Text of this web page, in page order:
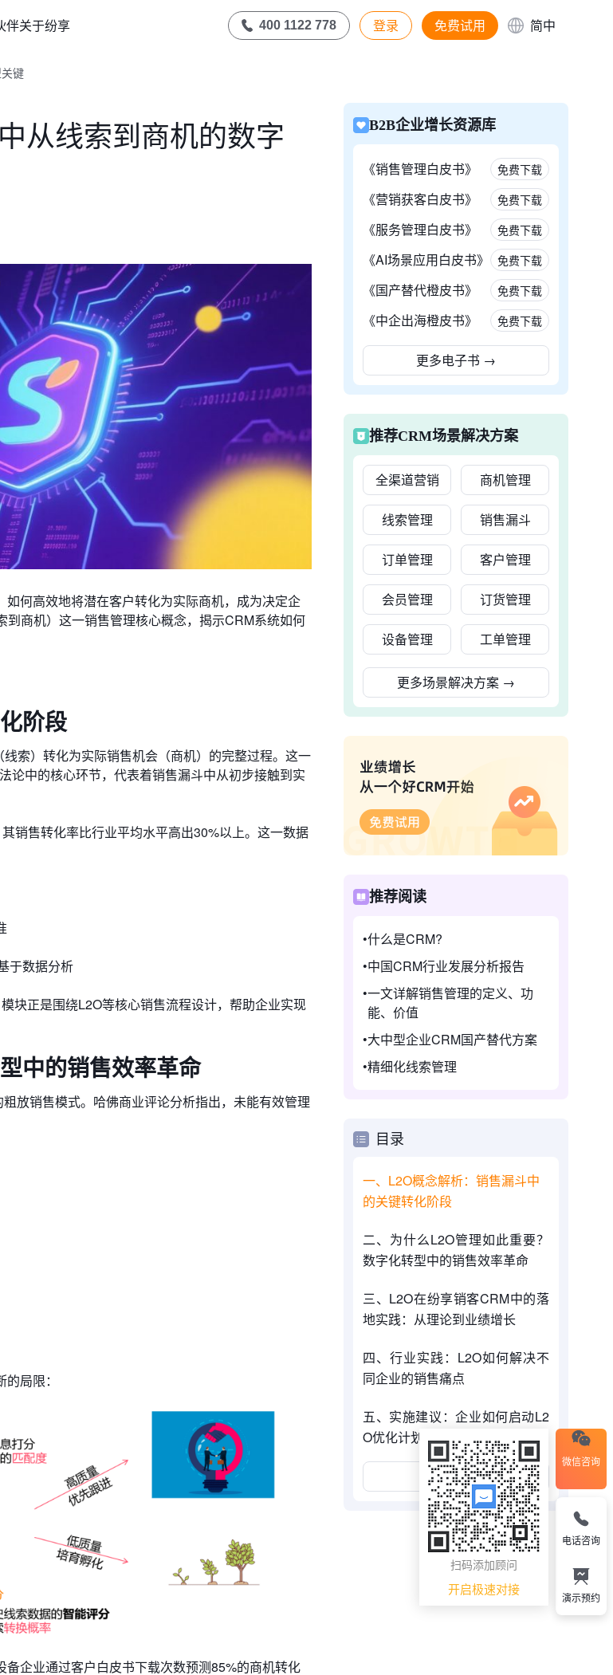
伴关于纷享 400 1122 778 登录 免费试用 简中
键
从线索到商机的数字
何高效地将潜在客户转化为实际商机，成为决定企
商机）这一销售管理核心概念，揭示CRM系统如何
阶段
索）转化为实际销售机会（商机）的完整过程。这一
论中的核心环节，代表着销售漏斗中从初步接触到实
销售转化率比行业平均水平高出​​30%以上​​。这一数据
于数据分析
块正是围绕L2O等核心销售流程设计，帮助企业实现
中的销售效率革命
放销售模式。哈佛商业评论分析指出，​​未能有效管理
局限：
企业通过客户白皮书下载次数预测85%的商机转化
B2B企业增长资源库
《销售管理白皮书》 免费下载
《营销获客白皮书》 免费下载
《服务管理白皮书》 免费下载
《AI场景应用白皮书》 免费下载
《国产替代橙皮书》 免费下载
《中企出海橙皮书》 免费下载
更多电子书 →
推荐CRM场景解决方案
全渠道营销 商机管理
线索管理 销售漏斗
订单管理 客户管理
会员管理 订货管理
设备管理 工单管理
更多场景解决方案 →
推荐阅读
什么是CRM?
中国CRM行业发展分析报告
一文详解销售管理的定义、功
能、价值
大中型企业CRM国产替代方案
精细化线索管理
目录
一、L2O概念解析：销售漏斗中
的关键转化阶段
二、为什么L2O管理如此重要？
数字化转型中的销售效率革命
三、L2O在纷享销客CRM中的落
地实践：从理论到业绩增长
四、行业实践：L2O如何解决不
同企业的销售痛点
五、实施建议：企业如何启动L2
O优化计划
展开更多
微信咨询
扫码添加顾问
开启极速对接
电话咨询
演示预约